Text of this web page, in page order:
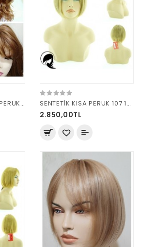
SENTETİK HAREKETLİ PERUK 8125 TARÇIN SENTETİK KISA PERUK 107 15bt613H8
2.850,00TL